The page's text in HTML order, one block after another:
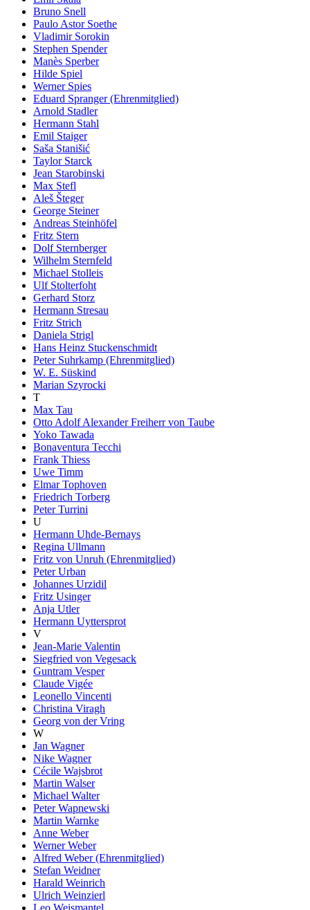
Bruno Snell
Paulo Astor Soethe
Vladimir Sorokin
Stephen Spender
Manès Sperber
Hilde Spiel
Werner Spies
Eduard Spranger (Ehrenmitglied)
Arnold Stadler
Hermann Stahl
Emil Staiger
Saša Stanišić
Taylor Starck
Jean Starobinski
Max Stefl
Aleš Šteger
George Steiner
Andreas Steinhöfel
Fritz Stern
Dolf Sternberger
Wilhelm Sternfeld
Michael Stolleis
Ulf Stolterfoht
Gerhard Storz
Hermann Stresau
Fritz Strich
Daniela Strigl
Hans Heinz Stuckenschmidt
Peter Suhrkamp (Ehrenmitglied)
W. E. Süskind
Marian Szyrocki
T
Max Tau
Otto Adolf Alexander Freiherr von Taube
Yoko Tawada
Bonaventura Tecchi
Frank Thiess
Uwe Timm
Elmar Tophoven
Friedrich Torberg
Peter Turrini
U
Hermann Uhde-Bernays
Regina Ullmann
Fritz von Unruh (Ehrenmitglied)
Peter Urban
Johannes Urzidil
Fritz Usinger
Anja Utler
Hermann Uyttersprot
V
Jean-Marie Valentin
Siegfried von Vegesack
Guntram Vesper
Claude Vigée
Leonello Vincenti
Christina Viragh
Georg von der Vring
W
Jan Wagner
Nike Wagner
Cécile Wajsbrot
Martin Walser
Michael Walter
Peter Wapnewski
Martin Warnke
Anne Weber
Werner Weber
Alfred Weber (Ehrenmitglied)
Stefan Weidner
Harald Weinrich
Ulrich Weinzierl
Leo Weismantel